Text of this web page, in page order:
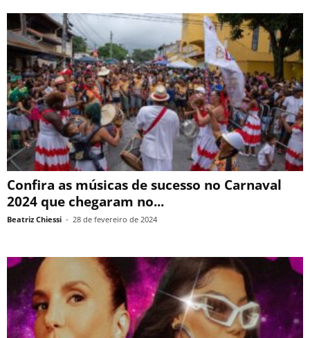
Confira as músicas de sucesso no Carnaval
2024 que chegaram no...
Beatriz Chiessi - 28 de fevereiro de 2024